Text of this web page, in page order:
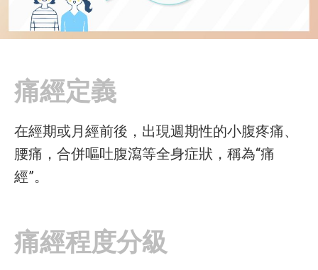
痛經定義
在經期或月經前後，出現週期性的小腹疼痛、
腰痛，合併嘔吐腹瀉等全身症狀，稱為“痛
經”。
痛經程度分級